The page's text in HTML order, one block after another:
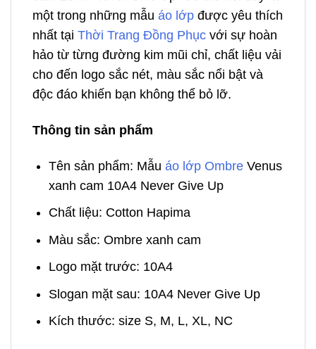
một trong những mẫu áo lớp được yêu thích
nhất tại Thời Trang Đồng Phục với sự hoàn
hảo từ từng đường kim mũi chỉ, chất liệu vải
cho đến logo sắc nét, màu sắc nổi bật và
độc đáo khiến bạn không thể bỏ lỡ.
Thông tin sản phẩm
Tên sản phẩm: Mẫu áo lớp OmbreVenus
xanh cam 10A4 Never Give Up
Chất liệu: Cotton Hapima
Màu sắc: Ombre xanh cam
Logo mặt trước: 10A4
Slogan mặt sau: 10A4 Never Give Up
Kích thước: size S, M, L, XL, NC